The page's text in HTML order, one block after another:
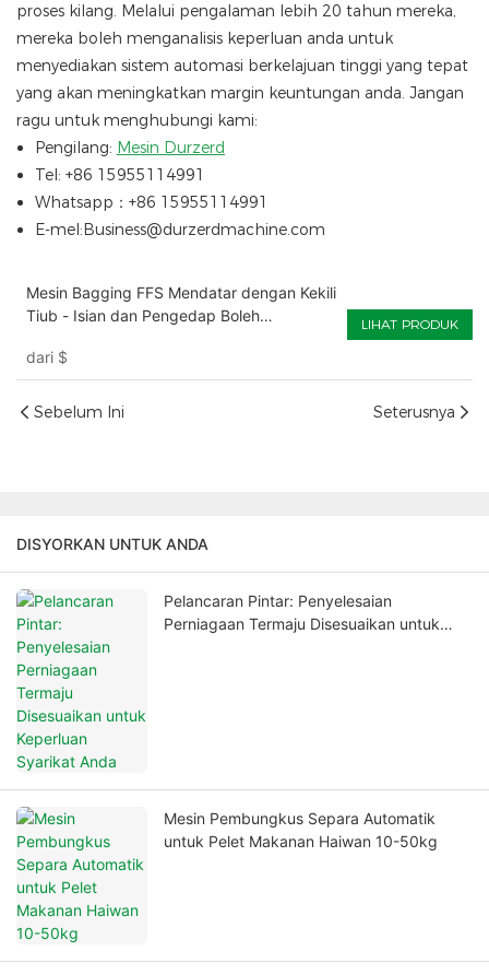
proses kilang. Melalui pengalaman lebih 20 tahun mereka,
mereka boleh menganalisis keperluan anda untuk
menyediakan sistem automasi berkelajuan tinggi yang tepat
yang akan meningkatkan margin keuntungan anda. Jangan
ragu untuk menghubungi kami:
Pengilang: Mesin Durzerd
Tel: +86 15955114991
Whatsapp：+86 15955114991
E-mel:Business@durzerdmachine.com
Mesin Bagging FFS Mendatar dengan Kekili
Tiub - Isian dan Pengedap Boleh
dari $
LIHAT PRODUK
Sebelum Ini Seterusnya
DISYORKAN UNTUK ANDA
Pelancaran Pintar: Penyelesaian
Perniagaan Termaju Disesuaikan untuk
Mesin Pembungkus Separa Automatik
untuk Pelet Makanan Haiwan 10-50kg